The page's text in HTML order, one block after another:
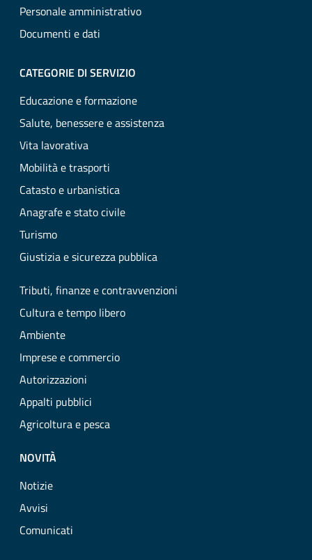
Personale amministrativo
Documenti e dati
CATEGORIE DI SERVIZIO
Educazione e formazione
Salute, benessere e assistenza
Vita lavorativa
Mobilità e trasporti
Catasto e urbanistica
Anagrafe e stato civile
Turismo
Giustizia e sicurezza pubblica
Tributi, finanze e contravvenzioni
Cultura e tempo libero
Ambiente
Imprese e commercio
Autorizzazioni
Appalti pubblici
Agricoltura e pesca
NOVITÀ
Notizie
Avvisi
Comunicati